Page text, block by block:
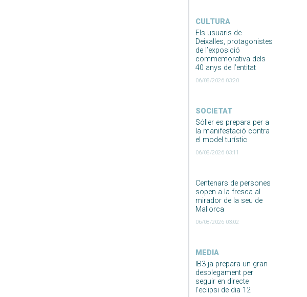
CULTURA
Els usuaris de
Deixalles, protagonistes
de l’exposició
commemorativa dels
40 anys de l’entitat
06/08/2026 03:20
SOCIETAT
Sóller es prepara per a
la manifestació contra
el model turístic
06/08/2026 03:11
Centenars de persones
sopen a la fresca al
mirador de la seu de
Mallorca
06/08/2026 03:02
MEDIA
IB3 ja prepara un gran
desplegament per
seguir en directe
l’eclipsi de dia 12